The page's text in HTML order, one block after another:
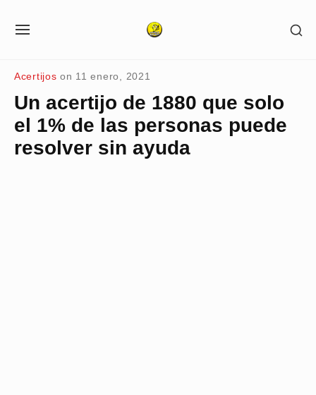
SITE
Acertijos on 11 enero, 2021
Un acertijo de 1880 que solo
el 1% de las personas puede
resolver sin ayuda